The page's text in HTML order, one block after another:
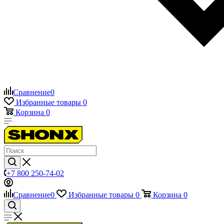
Сравнение0
Избранные товары 0
Корзина 0
+7 800 250-74-02
Сравнение0 Избранные товары 0 Корзина 0